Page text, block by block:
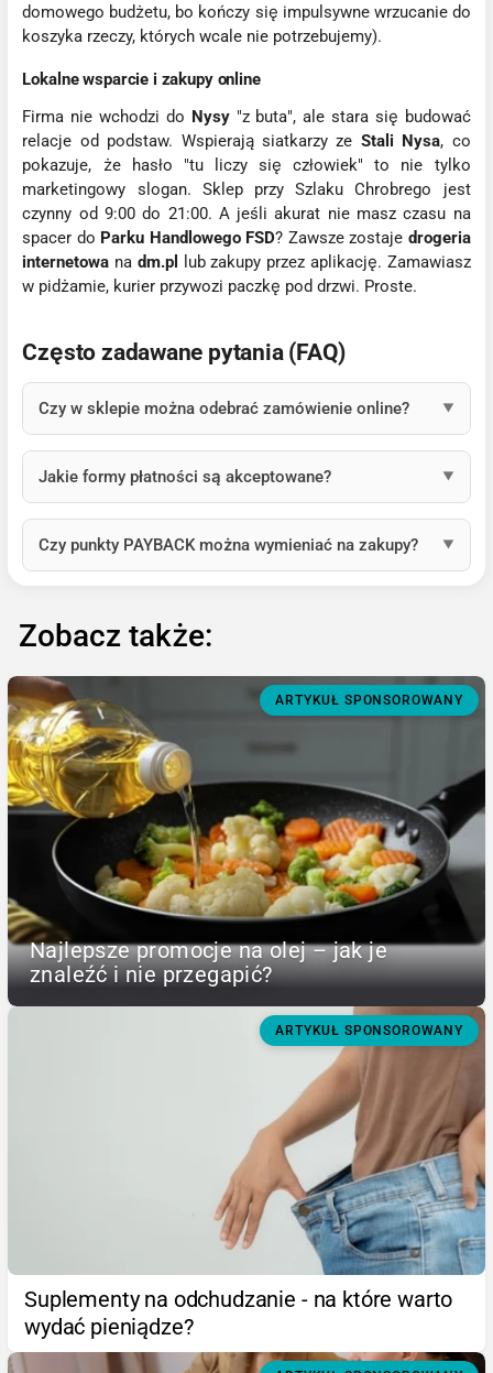
domowego budżetu, bo kończy się impulsywne wrzucanie do
koszyka rzeczy, których wcale nie potrzebujemy).
Lokalne wsparcie i zakupy online
Firma nie wchodzi do Nysy"z buta", ale stara się budować
relacje od podstaw. Wspierają siatkarzy ze Stali Nysa, co
pokazuje, że hasło "tu liczy się człowiek" to nie tylko
marketingowy slogan. Sklep przy Szlaku Chrobrego jest
czynny od 9:00 do 21:00. A jeśli akurat nie masz czasu na
spacer do Parku Handlowego FSD? Zawsze zostaje drogeria
internetowa na dm.pl
lub zakupy przez aplikację. Zamawiasz
w pidżamie, kurier przywozi paczkę pod drzwi. Proste.
Często zadawane pytania (FAQ)
Czy w sklepie można odebrać zamówienie online?
Jakie formy płatności są akceptowane?
Czy punkty PAYBACK można wymieniać na zakupy?
Zobacz także:
ARTYKUŁ SPONSOROWANY
Najlepsze promocje na olej – jak je
znaleźć i nie przegapić?
ARTYKUŁ SPONSOROWANY
Suplementy na odchudzanie - na które warto
wydać pieniądze?